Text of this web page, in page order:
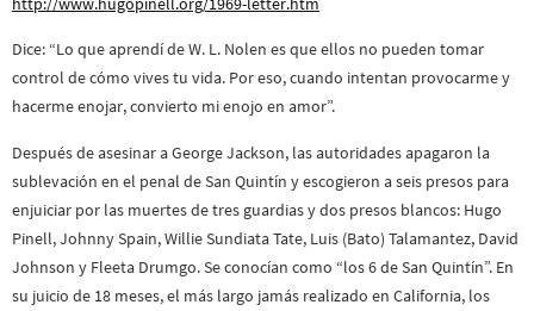
Dice: “Lo que aprendí de W. L. Nolen es que ellos no pueden tomar
control de cómo vives tu vida. Por eso, cuando intentan provocarme y
hacerme enojar, convierto mi enojo en amor”.
Después de asesinar a George Jackson, las autoridades apagaron la
sublevación en el penal de San Quintín y escogieron a seis presos para
enjuiciar por las muertes de tres guardias y dos presos blancos: Hugo
Pinell, Johnny Spain, Willie Sundiata Tate, Luis (Bato) Talamantez, David
Johnson y Fleeta Drumgo. Se conocían como “los 6 de San Quintín”. En
su juicio de 18 meses, el más largo jamás realizado en California, los